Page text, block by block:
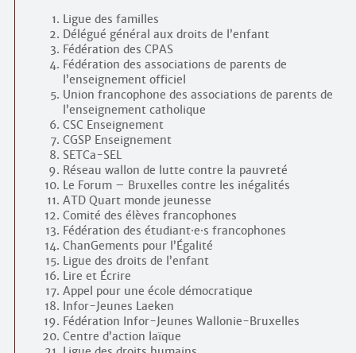
Ligue des familles
Délégué général aux droits de l’enfant
Fédération des CPAS
Fédération des associations de parents de
l’enseignement officiel
Union francophone des associations de parents de
l’enseignement catholique
CSC Enseignement
CGSP Enseignement
SETCa-SEL
Réseau wallon de lutte contre la pauvreté
Le Forum – Bruxelles contre les inégalités
ATD Quart monde jeunesse
Comité des élèves francophones
Fédération des étudiant·e·s francophones
ChanGements pour l’Égalité
Ligue des droits de l’enfant
Lire et Écrire
Appel pour une école démocratique
Infor-Jeunes Laeken
Fédération Infor-Jeunes Wallonie-Bruxelles
Centre d’action laïque